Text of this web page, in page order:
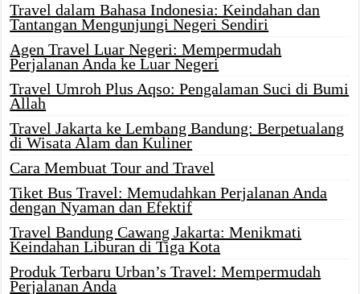
Travel dalam Bahasa Indonesia: Keindahan dan
Tantangan Mengunjungi Negeri Sendiri
Agen Travel Luar Negeri: Mempermudah
Perjalanan Anda ke Luar Negeri
Travel Umroh Plus Aqso: Pengalaman Suci di Bumi
Allah
Travel Jakarta ke Lembang Bandung: Berpetualang
di Wisata Alam dan Kuliner
Cara Membuat Tour and Travel
Tiket Bus Travel: Memudahkan Perjalanan Anda
dengan Nyaman dan Efektif
Travel Bandung Cawang Jakarta: Menikmati
Keindahan Liburan di Tiga Kota
Produk Terbaru Urban’s Travel: Mempermudah
Perjalanan Anda